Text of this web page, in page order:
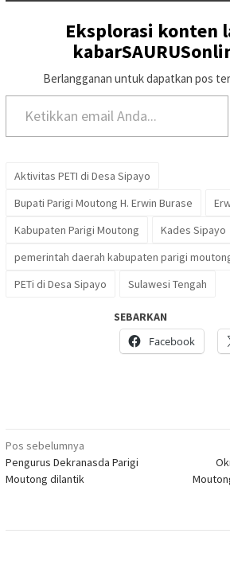
Eksplorasi konten
Berlangganan untuk dapatkan pos
Ketikkan email Anda...
Aktivitas PETI di Desa Sipayo
Bupati Parigi Moutong H. Erwin Burase
Kabupaten Parigi Moutong
Kades Sipayo
pemerintah daerah kabupaten parigi
PETi di Desa Sipayo
Sulawesi Tengah
SEBARKAN
Facebook
Navigasi
pos
Pos sebelumnya
Pengurus Dekranasda Parigi
Moutong dilantik